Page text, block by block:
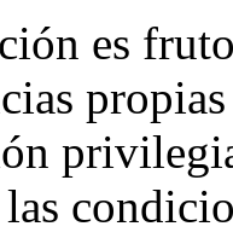
es